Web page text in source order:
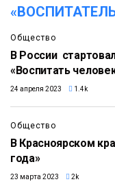
Общество
В России
«Воспитать
24 апреля 2023 1.4k
Общество
В Красноярском
года»
23 марта 2023 2k